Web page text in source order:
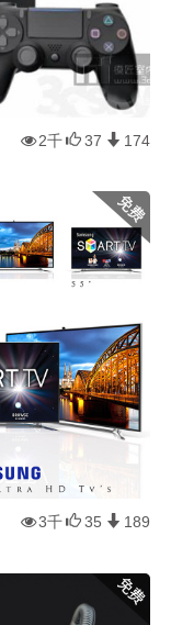
2千 37 174
3千 35 189